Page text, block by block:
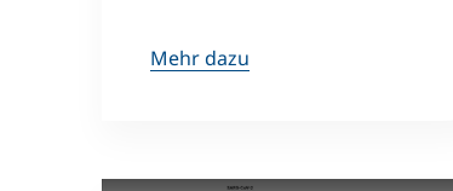
Mehr dazu